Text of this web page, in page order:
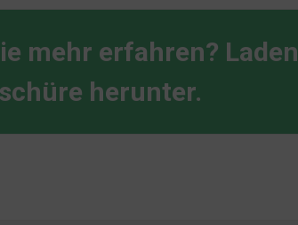
mehr erfahren? Laden
herunter.